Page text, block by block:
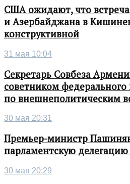
США ожидают, что
и Азербайджана в
конструктивной
31 мая 10:04
Секретарь Совбеза
советником
по внешнеполитическим
30 мая 20:31
Премьер-министр
парламентскую
30 мая 20:29